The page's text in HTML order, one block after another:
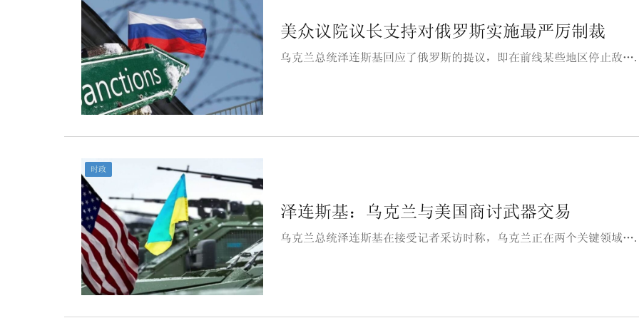
美众议院议长支持对俄罗斯实施最严厉制裁
乌克兰总统泽连斯基回应了俄罗斯的提议，即在前线某些地区停止敌….
时政
泽连斯基：乌克兰与美国商讨武器交易
乌克兰总统泽连斯基在接受记者采访时称，乌克兰正在两个关键领域….